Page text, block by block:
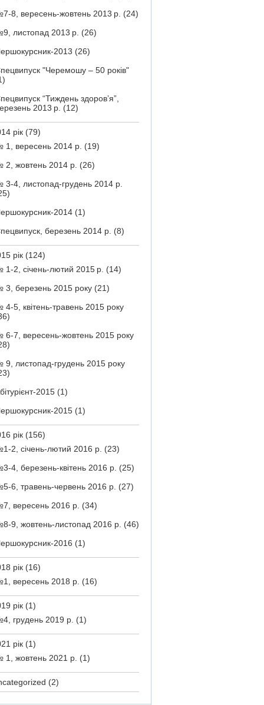
8, вересень-жовтень 2013 р. (24)
листопад 2013 р. (26)
2013 (26)
"Черемошу – 50 років"
“Тиждень здоров’я”,
2013 р. (12)
рік (79)
1, вересень 2014 р. (19)
2, жовтень 2014 р. (26)
3-4, листопад-грудень 2014 р.
2014 (1)
березень 2014 р. (8)
рік (124)
1-2, січень-лютий 2015 р. (14)
3, березень 2015 року (21)
4-5, квітень-травень 2015 року
6-7, вересень-жовтень 2015 року
9, листопад-грудень 2015 року
2015 (1)
2015 (1)
рік (156)
2, січень-лютий 2016 р. (23)
4, березень-квітень 2016 р. (25)
6, травень-червень 2016 р. (27)
вересень 2016 р. (34)
9, жовтень-листопад 2016 р. (46)
2016 (1)
рік (16)
вересень 2018 р. (16)
рік (1)
грудень 2019 р. (1)
рік (1)
1, жовтень 2021 р. (1)
(2)